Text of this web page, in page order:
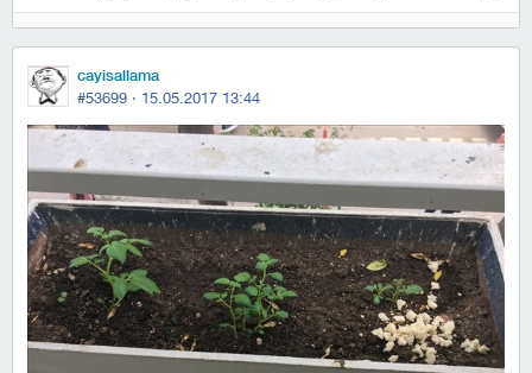
cayisallama
#53699 · 15.05.2017 13:44